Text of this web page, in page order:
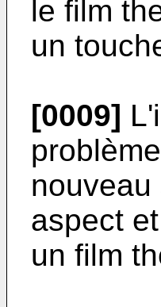
le film
un
[0009]
aspect
un film